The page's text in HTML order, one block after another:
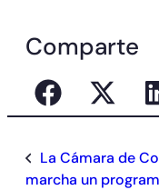
Comparte
La Cámara de
marcha un